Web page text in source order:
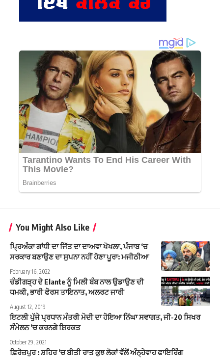
You Might Also Like
ਪ੍ਰਿਅੰਕਾ ਗਾਂਧੀ ਦਾ ਜਿੱਤ ਦਾ ਦਾਅਵਾ ਖੋਖਲਾ, ਪੰਜਾਬ ‘ਚ
ਸਰਕਾਰ ਬਣਾਉਣ ਦਾ ਸੁਪਨਾ ਨਹੀਂ ਹੋਣਾ ਪੂਰਾ: ਮਜੀਠੀਆ
February 16, 2022
ਚੰਡੀਗੜ੍ਹ ਦੇ Elante ਨੂੰ ਮਿਲੀ ਬੰਬ ਨਾਲ ਉਡਾਉਣ ਦੀ
ਧਮਕੀ, ਭਾਰੀ ਫੋਰਸ ਤਾਇਨਾਤ, ਅਲਰਟ ਜਾਰੀ
August 12, 2019
ਇਟਲੀ ਪੁੱਜੇ ਪ੍ਰਧਾਨ ਮੰਤਰੀ ਮੋਦੀ ਦਾ ਹੋਇਆ ਨਿੱਘਾ ਸਵਾਗਤ, ਜੀ-20 ਸਿਖਰ
ਸੰਮੇਲਨ ‘ਚ ਕਰਨਗੇ ਸ਼ਿਰਕਤ
October 29, 2021
ਫ਼ਿਰੋਜ਼ਪੁਰ : ਸ਼ਹਿਰ ‘ਚ ਬੀਤੀ ਰਾਤ ਕੁਝ ਲੋਕਾਂ ਵੱਲੋਂ ਅੰਨ੍ਹੇਵਾਹ ਫਾਇਰਿੰਗ